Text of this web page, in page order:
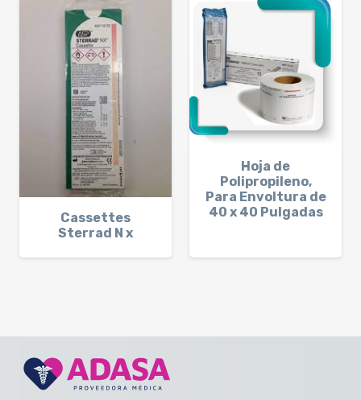
Cassettes
Sterrad N x
Hoja de
Polipropileno,
Para Envoltura de
40 x 40 Pulgadas